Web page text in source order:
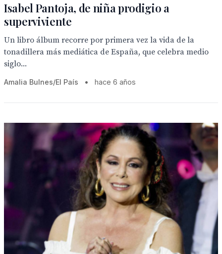
Isabel Pantoja, de niña prodigio a
superviviente
Un libro álbum recorre por primera vez la vida de la
tonadillera más mediática de España, que celebra medio
siglo...
Amalia Bulnes/El País • hace 6 años